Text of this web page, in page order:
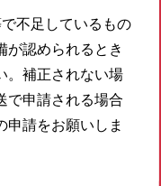
不足しているもの
が認められるとき
。補正されない場
で申請される場合
申請をお願いしま